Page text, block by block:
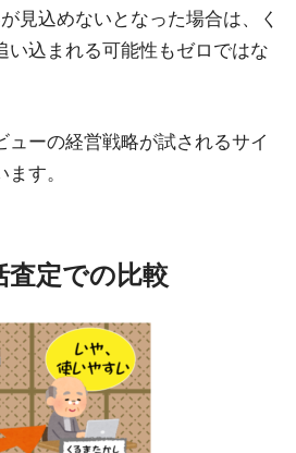
見込めないとなった場合は、く
い込まれる可能性もゼロではな
ューの経営戦略が試されるサイ
す。
査定での比較